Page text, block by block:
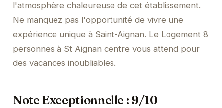
l'atmosphère chaleureuse de cet établissement.
Ne manquez pas l'opportunité de vivre une
expérience unique à Saint-Aignan. Le Logement 8
personnes à St Aignan centre vous attend pour
des vacances inoubliables.
Note Exceptionnelle : 9/10